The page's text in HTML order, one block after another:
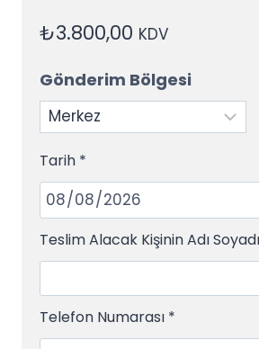
₺3.800,00 KDV
Gönderim Bölgesi
Tarih *
Teslim Alacak Kişinin Adı Soyadı
Telefon Numarası *